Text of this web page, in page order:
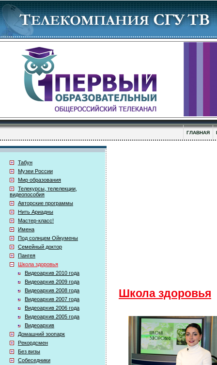
ГЛАВНАЯ
Табун
Музеи России
Мир образования
Телекурсы, телелекции,
видеопособия
Авторские программы
Нить Ариадны
Мастер-класс!
Имена
Под солнцем Ойкумены
Семейный доктор
Пангея
Школа здоровья
Видеоархив 2010 года
Видеоархив 2009 года
Видеоархив 2008 года
Видеоархив 2007 года
Видеоархив 2006 года
Видеоархив 2005 года
Видеоархив
Домашний зоопарк
Рекордсмен
Без визы
Собеседники
Школа здоровья